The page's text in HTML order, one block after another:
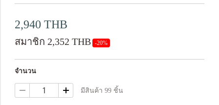
2,940 THB
สมาชิก 2,352 THB -20%
จำนวน
มีสินค้า 99 ชิ้น